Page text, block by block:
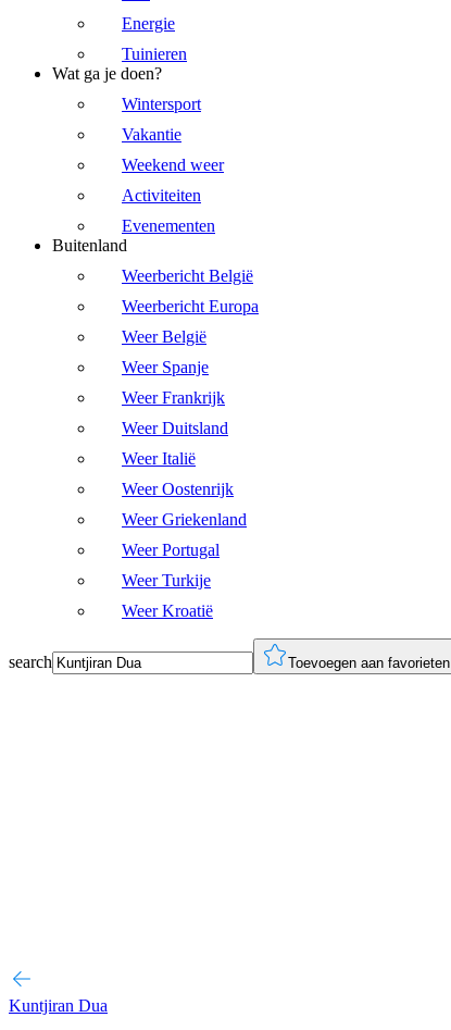
Energie
Tuinieren
Wat ga je doen?
Wintersport
Vakantie
Weekend weer
Activiteiten
Evenementen
Buitenland
Weerbericht België
Weerbericht Europa
Weer België
Weer Spanje
Weer Frankrijk
Weer Duitsland
Weer Italië
Weer Oostenrijk
Weer Griekenland
Weer Portugal
Weer Turkije
Weer Kroatië
search Toevoegen aan favorieten
Kuntjiran Dua